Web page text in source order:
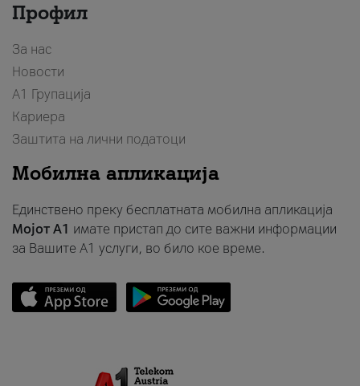
Профил
За нас
Новости
А1 Групација
Кариера
Заштита на лични податоци
Мобилна апликација
Единствено преку бесплатната мобилна апликација
Мојот A1 имате пристап до сите важни информации
за Вашите A1 услуги, во било кое време.